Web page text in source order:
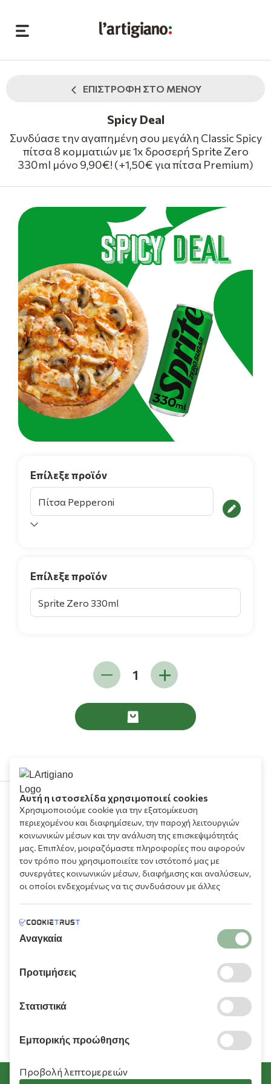
ΕΠΙΣΤΡΟΦΗ ΣΤΟ ΜΕΝΟΥ
Spicy Deal
Συνδύασε την αγαπημένη σου μεγάλη Classic Spicy
πίτσα 8 κομματιών με 1x δροσερή Sprite Zero
330ml μόνο 9,90€! (+1,50€ για πίτσα Premium)
Επίλεξε προϊόν
Επίλεξε προϊόν
210 9709 100
Χρειάζεστε βοήθεια;
Λογαριασμός
Όροι Χρήσης Πολιτική Cookies
Αυτή η ιστοσελίδα χρησιμοποιεί cookies
Χρησιμοποιούμε cookie για την εξατομίκευση
περιεχομένου και διαφημίσεων, την παροχή λειτουργιών
κοινωνικών μέσων και την ανάλυση της επισκεψιμότητάς
μας. Επιπλέον, μοιραζόμαστε πληροφορίες που αφορούν
τον τρόπο που χρησιμοποιείτε τον ιστότοπό μας με
συνεργάτες κοινωνικών μέσων, διαφήμισης και αναλύσεων,
οι οποίοι ενδεχομένως να τις συνδυάσουν με άλλες
υπηρεσιών τους.
Αναγκαία
Προτιμήσεις
Στατιστικά
Εμπορικής προώθησης
Προβολή λεπτομερειών